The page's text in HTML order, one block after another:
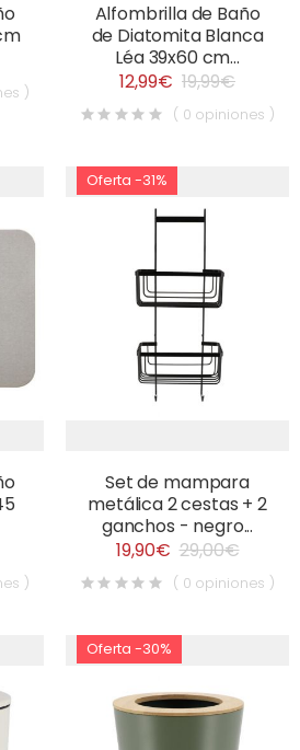
)
Alfombrilla de Baño
de Diatomita Blanca
Léa 39x60 cm...
12,99€ 19,99€
( 0 opiniones )
)
Oferta -31%
Set de mampara
metálica 2 cestas + 2
ganchos - negro...
19,90€ 29,00€
( 0 opiniones )
Oferta -30%